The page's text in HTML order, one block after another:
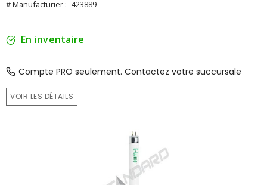
# Manufacturier : 423889
En inventaire
Compte PRO seulement. Contactez votre succursale
VOIR LES DÉTAILS